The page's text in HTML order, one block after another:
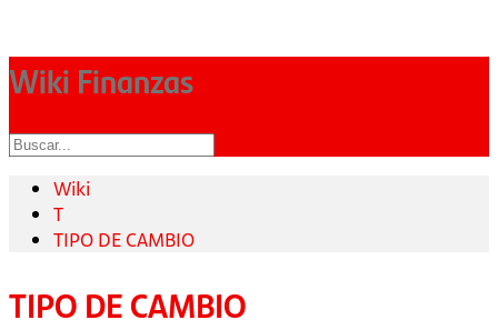
Wiki Finanzas
Wiki
T
TIPO DE CAMBIO
TIPO DE CAMBIO